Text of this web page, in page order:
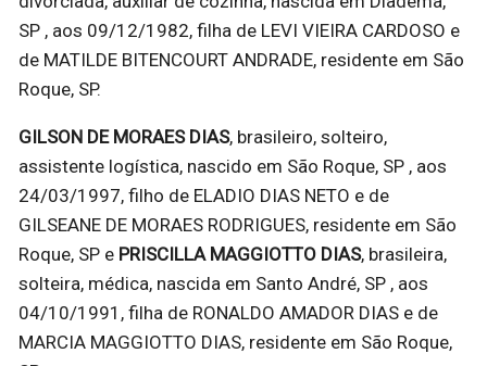
SP , aos 09/12/1982, filha de LEVI VIEIRA CARDOSO e
de MATILDE BITENCOURT ANDRADE, residente em São
Roque, SP.
GILSON DE MORAES DIAS, brasileiro, solteiro,
assistente logística, nascido em São Roque, SP , aos
24/03/1997, filho de ELADIO DIAS NETO e de
GILSEANE DE MORAES RODRIGUES, residente em São
Roque, SP e PRISCILLA MAGGIOTTO DIAS, brasileira,
solteira, médica, nascida em Santo André, SP , aos
04/10/1991, filha de RONALDO AMADOR DIAS e de
MARCIA MAGGIOTTO DIAS, residente em São Roque,